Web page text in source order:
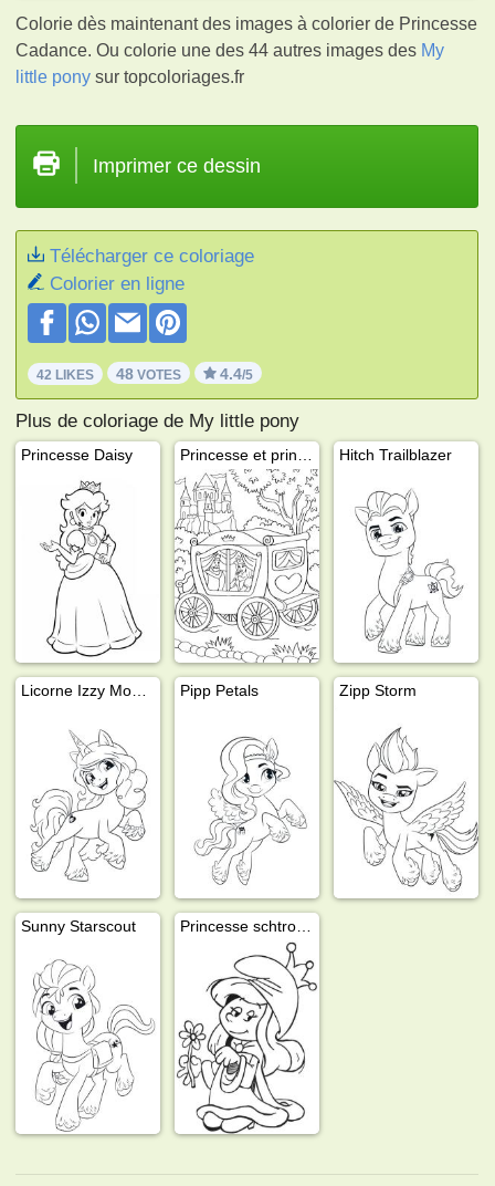
Colorie dès maintenant des images à colorier de Princesse
Cadance. Ou colorie une des 44 autres images des My
little pony sur topcoloriages.fr
Imprimer ce dessin
Télécharger ce coloriage
Colorier en ligne
42 LIKES 48 VOTES 4.4/5
Plus de coloriage de My little pony
Princesse Daisy Hitch Trailblazer
Pipp Petals Zipp Storm
Sunny Starscout